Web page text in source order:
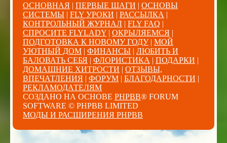
ОСНОВНАЯ | ПЕРВЫЕ ШАГИ | ОСНОВЫ
СИСТЕМЫ | FLY УРОКИ | РАССЫЛКА |
КОНТРОЛЬНЫЙ ЖУРНАЛ | FLY FAQ |
СПРОСИТЕ FLYLADY | ОКРЫЛЯЕМСЯ |
ПОДГОТОВКА К НОВОМУ ГОДУ| МОЙ
УЮТНЫЙ ДОМ | ФИНАНСЫ | ЛЮБИТЬ И
БАЛОВАТЬ СЕБЯ | ФЛОРИСТИКА | ПОДАРКИ |
ДОМАШНИЕ ХИТРОСТИ | ОТЗЫВЫ,
ВПЕЧАТЛЕНИЯ | ФОРУМ | БЛАГОДАРНОСТИ |
РЕКЛАМОДАТЕЛЯМ
СОЗДАНО НА ОСНОВЕ PHPBB® FORUM
SOFTWARE © PHPBB LIMITED
МОДЫ И РАСШИРЕНИЯ PHPBB